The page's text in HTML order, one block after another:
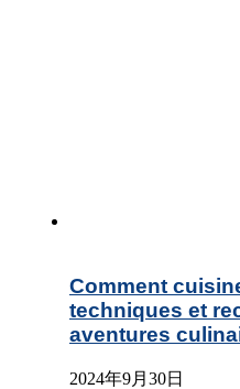
Comment
techniques et
aventures
2024年9月30日